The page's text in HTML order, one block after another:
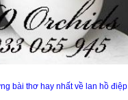
bài thơ hay nhất về lan hồ điệp